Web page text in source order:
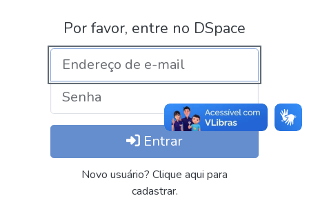
Por favor, entre no DSpace
Entrar
Novo usuário? Clique aqui para
cadastrar.